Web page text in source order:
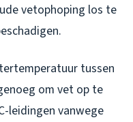
vetophoping los te
tussen
om vet op te
leidingen vanwege